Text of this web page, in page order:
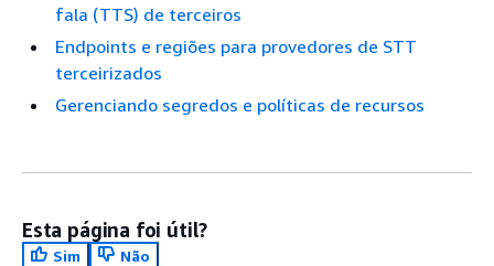
fala (TTS) de terceiros
Endpoints e regiões para provedores de STT
terceirizados
Gerenciando segredos e políticas de recursos
Esta página foi útil?
Sim
Não